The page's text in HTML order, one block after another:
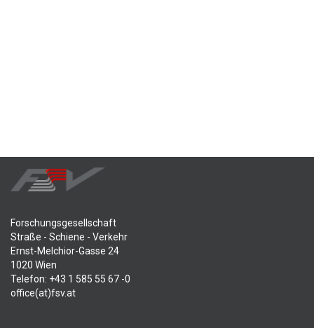
Forschungsgesellschaft
Straße - Schiene - Verkehr
Ernst-Melchior-Gasse 24
1020 Wien
Telefon: +43 1 585 55 67 -0
office(at)fsv.at